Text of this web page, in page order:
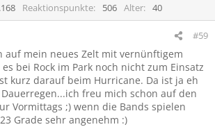
Reaktionspunkte 506 Alter 40
#59
auf mein neues Zelt mit vernünftigem
bei Rock im Park noch nicht zum Einsatz
kurz darauf beim Hurricane. Da ist ja eh
freu mich schon auf den
Vormittags ;) wenn die Bands spielen
Grade sehr angenehm :)